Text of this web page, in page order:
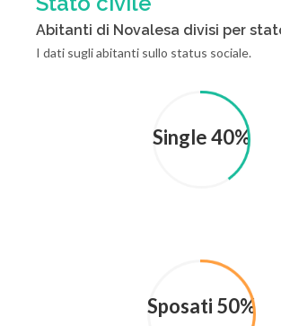
Abitanti di Novalesa divisi per
I dati sugli abitanti sullo status sociale.
Single 40%
Sposati 50%